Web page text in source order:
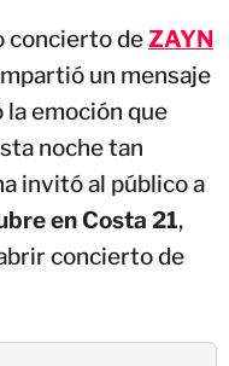
concierto deZAYN
un mensaje
la emoción que
noche tan
invitó al público a
en Costa 21,
concierto de